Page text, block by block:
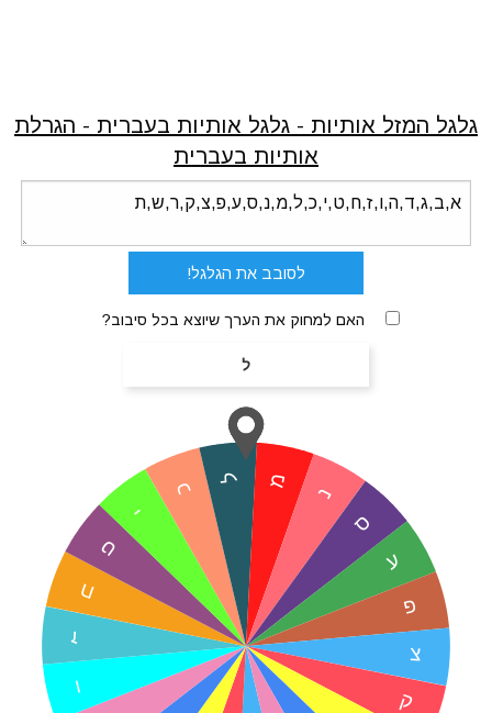
גלגל המזל אותיות - גלגל אותיות בעברית - הגרלת
אותיות בעברית
לסובב את הגלגל!
האם למחוק את הערך שיוצא בכל סיבוב?
ל
ו
ז
ח
ט
י
כ
ל מ
נ
ס
ע
פ
צ
ק